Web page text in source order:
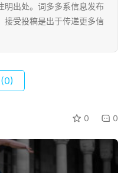
注册
明出处。词多多系信息发布
接受投稿是出于传递更多信
(0)
0 0